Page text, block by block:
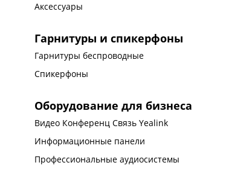
Аксессуары
Гарнитуры и спикерфоны
Гарнитуры беспроводные
Спикерфоны
Оборудование для бизнеса
Видео Конференц Связь Yealink
Информационные панели
Профессиональные аудиосистемы